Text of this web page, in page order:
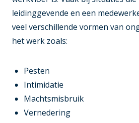
leidinggevende en een
veel verschillende vormen van
het werk zoals:
Pesten
Intimidatie
Machtsmisbruik
Vernedering